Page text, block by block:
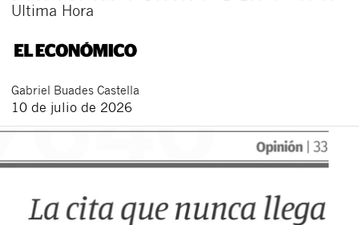
Ultima Hora
Gabriel Buades Castella
10 de julio de 2026